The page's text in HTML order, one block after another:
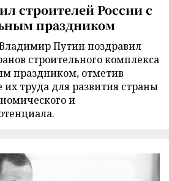
строителей России с
праздником
Путин поздравил
строительного комплекса
праздником, отметив
их труда для развития страны
и